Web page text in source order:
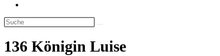
umschalten
136 Königin Luise